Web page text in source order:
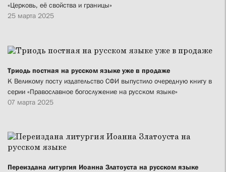
«Церковь, её свойства и границы»
25 марта 2025
Триодь постная на русском языке уже в продаже
К Великому посту издательство СФИ выпустило очередную книгу в
серии «Православное богослужение на русском языке»
07 марта 2025
Переиздана литургия Иоанна Златоуста на русском языке